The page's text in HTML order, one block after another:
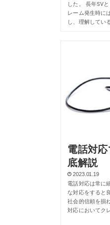
した。 長年SV
レーム発生時に
し、理解してい
電話対
底解説
2023.01.19
電話対応は常に
な対応をすると
社会的信頼を損
対応においてク